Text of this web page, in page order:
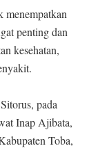
menempatkan
penting dan
kesehatan,
pada
Inap Ajibata,
Toba,